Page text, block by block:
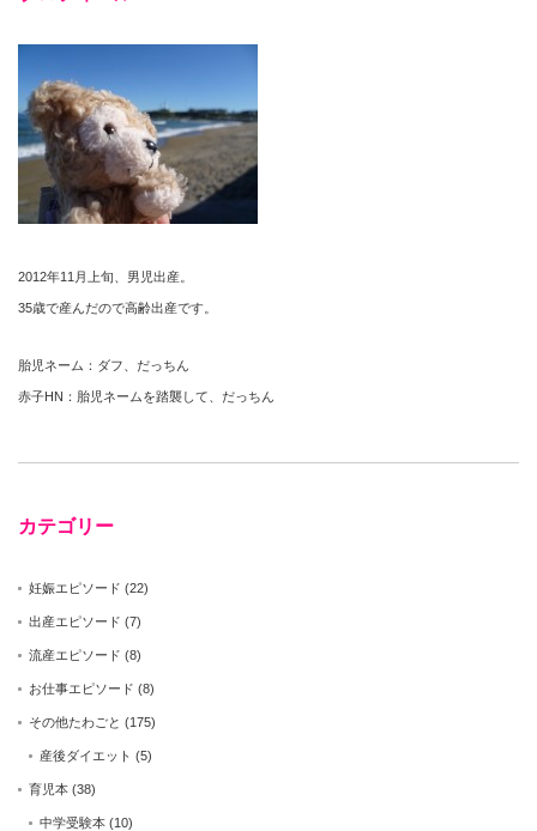
2012年11月上旬、男児出産。
35歳で産んだので高齢出産です。
胎児ネーム：ダフ、だっちん
赤子HN：胎児ネームを踏襲して、だっちん
カテゴリー
妊娠エピソード (22)
出産エピソード (7)
流産エピソード (8)
お仕事エピソード (8)
その他たわごと (175)
産後ダイエット (5)
育児本 (38)
中学受験本 (10)